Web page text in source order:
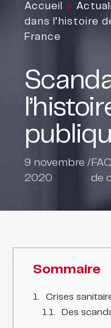
Accueil »
dans l’histoire
France
9 novembre
2020
/FAQ
de
Sommaire
Crises sanitaires : la
Des